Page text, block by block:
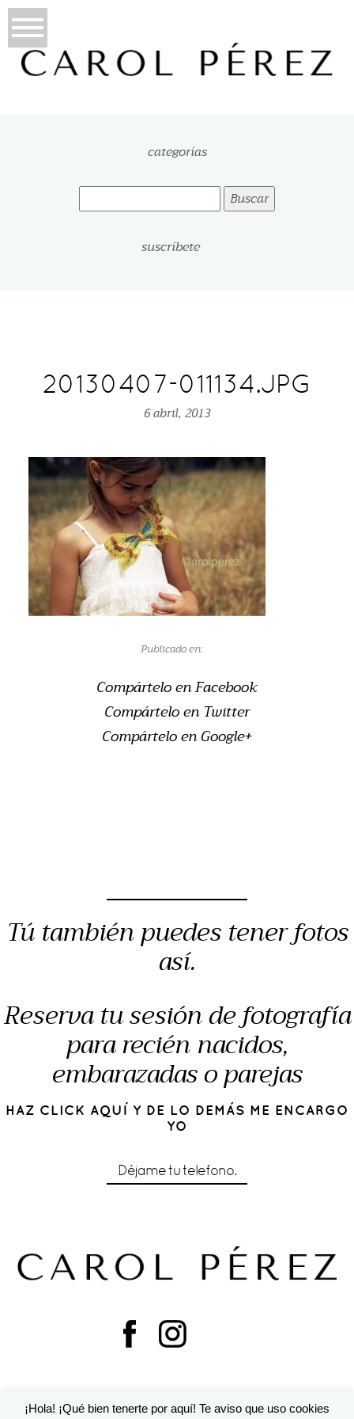
categorías
Buscar:
suscríbete
20130407-011134.JPG
6 abril, 2013
Publicado en:
Compártelo en Facebook
Compártelo en Twitter
Compártelo en Google+
Tú también puedes tener fotos
así.
Reserva tu sesión de fotografía
para recién nacidos,
embarazadas o parejas
HAZ CLICK AQUÍ Y DE LO DEMÁS ME ENCARGO
YO
Déjame tu telefono.
© 2016 Cárol Pérez | Diseño deSusana Torralbo | ProPhoto
¡Hola! ¡Qué bien tenerte por aquí! Te aviso que uso cookies